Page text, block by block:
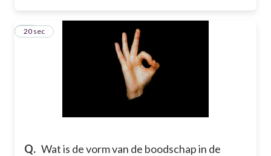
Q. Wat is de vorm van de boodschap in de
26
20 sec